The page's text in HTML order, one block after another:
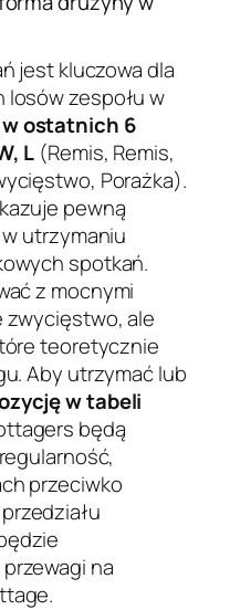
jest kluczowa dla
zespołu w
w ostatnich 6
L (Remis, Remis,
Porażka).
pewną
utrzymaniu
spotkań.
z mocnymi
zwycięstwo, ale
teoretycznie
Aby utrzymać lub
w tabeli
będą
przeciwko
na